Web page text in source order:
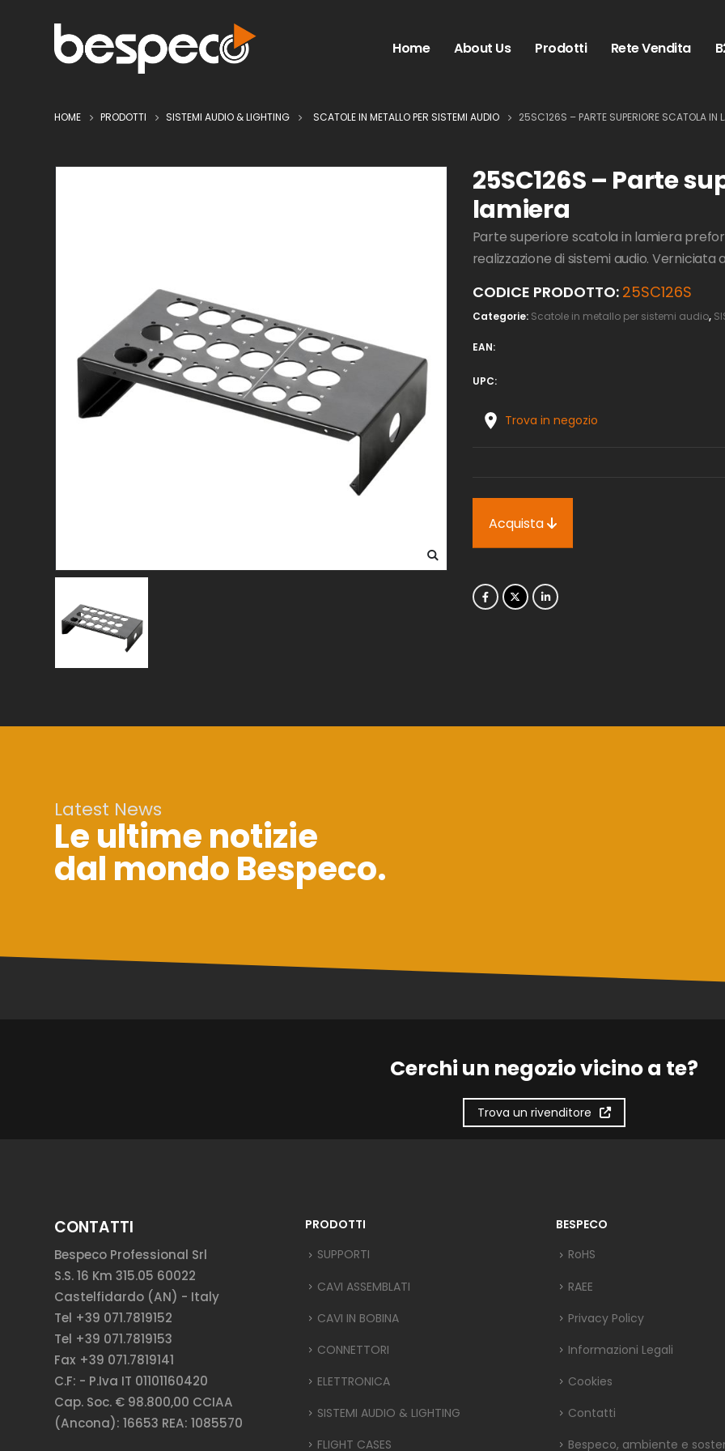
Home About Us Prodotti Rete Vendita
HOME PRODOTTI SISTEMI AUDIO & LIGHTING SCATOLE IN METALLO PER SISTEMI AUDIO 25SC126S – PARTE SUPERIORE SCATOLA IN
25SC126S – Parte
lamiera
Parte superiore scatola in lamiera
realizzazione di sistemi audio.
CODICE PRODOTTO: 25SC126S
Categorie: Scatole in metallo per sistemi audio,
EAN:
UPC:
Trova in negozio
Acquista
Latest News
Le ultime notizie
dal mondo Bespeco.
Cerchi un negozio vicino a te?
Trova un rivenditore
CONTATTI
Bespeco Professional Srl
S.S. 16 Km 315.05 60022
Castelfidardo (AN) - Italy
Tel +39 071.7819152
Tel +39 071.7819153
Fax +39 071.7819141
C.F: - P.Iva IT 01101160420
Cap. Soc. € 98.800,00 CCIAA
(Ancona): 16653 REA: 1085570
PRODOTTI
SUPPORTI
CAVI ASSEMBLATI
CAVI IN BOBINA
CONNETTORI
ELETTRONICA
SISTEMI AUDIO & LIGHTING
FLIGHT CASES
BESPECO
RoHS
RAEE
Privacy Policy
Informazioni Legali
Cookies
Contatti
Bespeco, ambiente e